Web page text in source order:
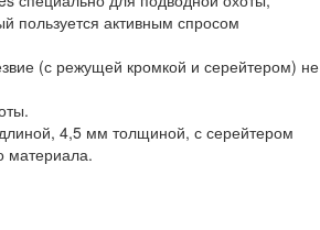
пользуется активным спросом
(с режущей кромкой и серейтером) не
4,5 мм толщиной, с серейтером
материала.